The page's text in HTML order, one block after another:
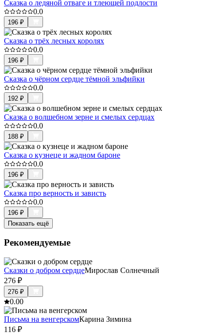
Сказка о ледяной отваге и тлеющей подлости
0.0
196 ₽
Сказка о трёх лесных королях
0.0
196 ₽
Сказка о чёрном сердце тёмной эльфийки
0.0
192 ₽
Сказка о волшебном зерне и смелых сердцах
0.0
188 ₽
Сказка о кузнеце и жадном бароне
0.0
196 ₽
Сказка про верность и зависть
0.0
196 ₽
Показать ещё
Рекомендуемые
Сказки о добром сердцеМирослав Солнечный
276 ₽
276 ₽
0.00
Письма на венгерскомКарина Зимина
116 ₽